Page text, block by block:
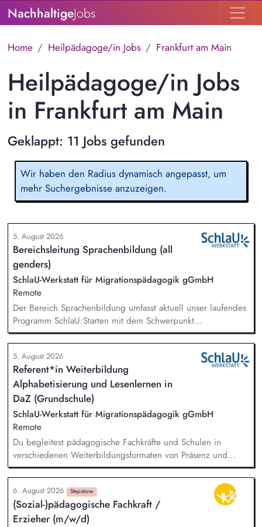
NachhaltigeJobs
Home Heilpädagoge/in Jobs Frankfurt am Main
Heilpädagoge/in Jobs
in Frankfurt am Main
Geklappt: 11 Jobs gefunden
Wir haben den Radius dynamisch angepasst, um
mehr Suchergebnisse anzuzeigen.
5. August 2026
Bereichsleitung Sprachenbildung (all
genders)
SchlaU-Werkstatt für Migrationspädagogik gGmbH
Remote
Der Bereich Sprachenbildung umfasst aktuell unser laufendes
Programm SchlaU:Starten mit dem Schwerpunkt
"Alphabetisierung in DaZ für die Grundschule" sowie
zukünftig weitere auf Unterrichtsmaterial bezogene Projekte
mit den Schwerpunkten sprachensensibles und
rassismuskritisches Deutschlernen von der Grundschule bis in
die Berufliche Bildung. Der Bereich Sprachenbildung
entwickelt in seinen Projekten dazu zielgruppengerechte und
innovative Unterrichtsmaterialien und begleitet pädagogische
Fachkräfte mit daran angeschlossenen
Weiterbildungsangeboten online wie offline.
5. August 2026
Referent*in Weiterbildung
Alphabetisierung und Lesenlernen in
DaZ (Grundschule)
SchlaU-Werkstatt für Migrationspädagogik gGmbH
Remote
Du begleitest pädagogische Fachkräfte und Schulen in
verschiedenen Weiterbildungsformaten von Präsenz und
Online-Workshops bis hin zu pädogischen Tagen und erstellst
Online-Selbstlernkurse für unsere Plattform schlau-lernen.org.
Die inhaltlichen Schwerpunkte liegen dabei auf den
Bereichen Lesen lernen, Mehrsprachigkeitsbewusstsein und
Alphabetisierung in der Grundschule.
6. August 2026 Stepstone
(Sozial-)pädagogische Fachkraft /
Erzieher (m/w/d)